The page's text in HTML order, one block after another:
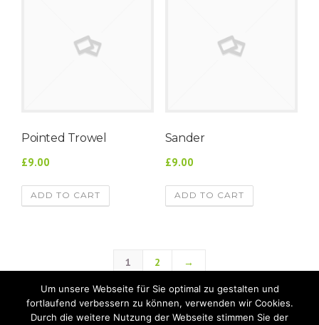
Pointed Trowel
£9.00
ADD TO CART
Sander
£9.00
ADD TO CART
1 2 →
Um unsere Webseite für Sie optimal zu gestalten und
fortlaufend verbessern zu können, verwenden wir Cookies.
Durch die weitere Nutzung der Webseite stimmen Sie der